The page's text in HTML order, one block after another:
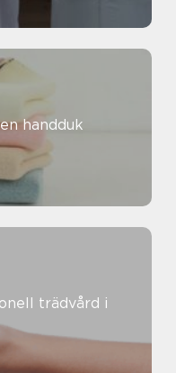
handduk